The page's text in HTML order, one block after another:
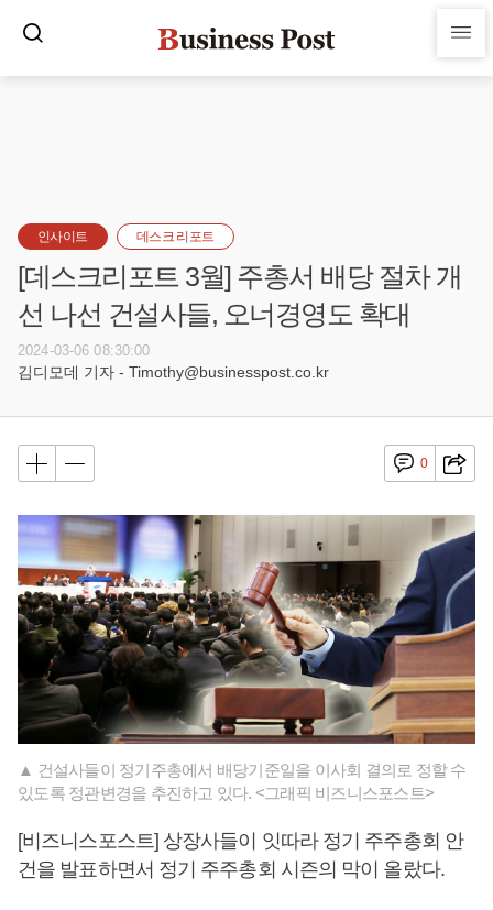
인사이트 데스크 리포트
[데스크리포트 3월] 주총서 배당 절차 개
선 나선 건설사들, 오너경영도 확대
2024-03-06 08:30:00
김디모데 기자 - Timothy@businesspost.co.kr
0
▲ 건설사들이 정기주총에서 배당기준일을 이사회 결의로 정할 수
있도록 정관변경을 추진하고 있다. <그래픽 비즈니스포스트>
[비즈니스포스트] 상장사들이 잇따라 정기 주주총회 안
건을 발표하면서 정기 주주총회 시즌의 막이 올랐다.